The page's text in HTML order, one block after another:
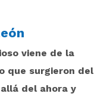
viene de la
que surgieron del
del ahora y